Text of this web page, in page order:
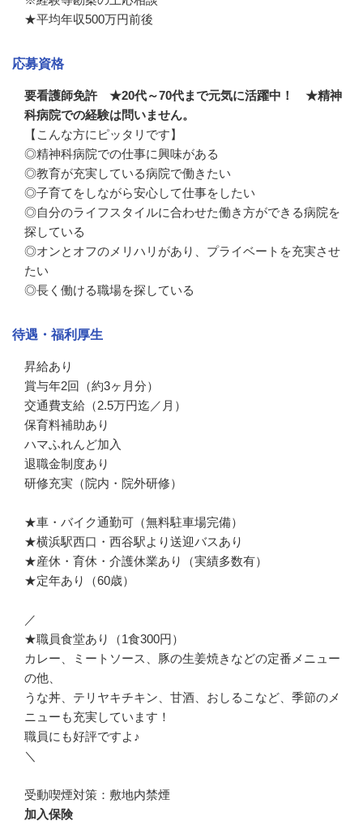
★平均年収500万円前後
応募資格
要看護師免許 ★20代～70代まで元気に活躍中！ ★精神
科病院での経験は問いません。
【こんな方にピッタリです】
◎精神科病院での仕事に興味がある
◎教育が充実している病院で働きたい
◎子育てをしながら安心して仕事をしたい
◎自分のライフスタイルに合わせた働き方ができる病院を
探している
◎オンとオフのメリハリがあり、プライベートを充実させ
たい
◎長く働ける職場を探している
待遇・福利厚生
昇給あり
賞与年2回（約3ヶ月分）
交通費支給（2.5万円迄／月）
保育料補助あり
ハマふれんど加入
退職金制度あり
研修充実（院内・院外研修）
★車・バイク通勤可（無料駐車場完備）
★横浜駅西口・西谷駅より送迎バスあり
★産休・育休・介護休業あり（実績多数有）
★定年あり（60歳）
／
★職員食堂あり（1食300円）
カレー、ミートソース、豚の生姜焼きなどの定番メニュー
の他、
うな丼、テリヤキチキン、甘酒、おしるこなど、季節のメ
ニューも充実しています！
職員にも好評ですよ♪
＼
受動喫煙対策：敷地内禁煙
加入保険